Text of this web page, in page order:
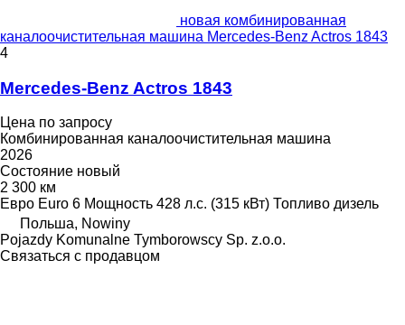
новая комбинированная
каналоочистительная машина Mercedes-Benz Actros 1843
4
Mercedes-Benz Actros 1843
Цена по запросу
Комбинированная каналоочистительная машина
2026
Состояние новый
2 300 км
Евро Euro 6 Мощность 428 л.с. (315 кВт) Топливо дизель
Польша, Nowiny
Pojazdy Komunalne Tymborowscy Sp. z.o.o.
Связаться с продавцом